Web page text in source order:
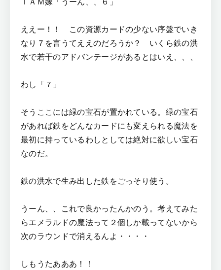
ええー！！ この資源カードの少ない序盤でいき
なり７を言うてええのだろうか？ いくら鉄の洪
水で若干のアドバンテージがあるとはいえ、、、
わし「７」
そうここには緑の宝石が置かれている。緑の宝石
があれば鉄をどんなカードにも変えられる魔法を
最初に持っているわしとしては絶対に欲しい宝石
なのだ。
鉄の洪水で生み出した鉄をごっそり使う。
うーん、、これで良かったんかのう。考えてみた
らエメラルドの魔法って２個しか載ってないから
次のラウンドで消えるんよ・・・・
しもうたあああ！！